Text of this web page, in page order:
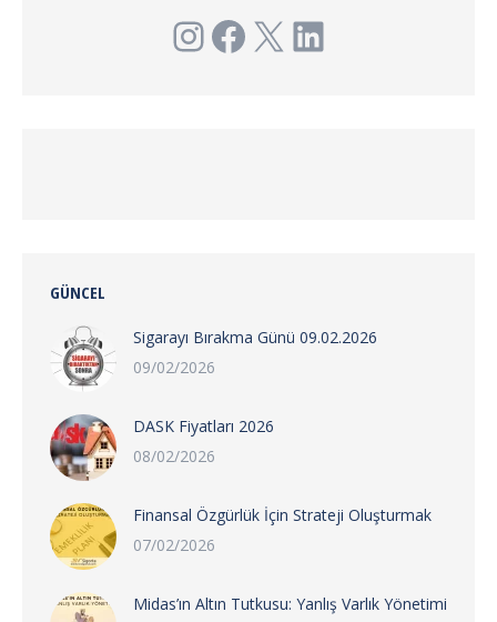
Instagram
Facebook
X LinkedIn
GÜNCEL
Sigarayı Bırakma Günü 09.02.2026
09/02/2026
DASK Fiyatları 2026
08/02/2026
Finansal Özgürlük İçin Strateji Oluşturmak
07/02/2026
Midas’ın Altın Tutkusu: Yanlış Varlık Yönetimi